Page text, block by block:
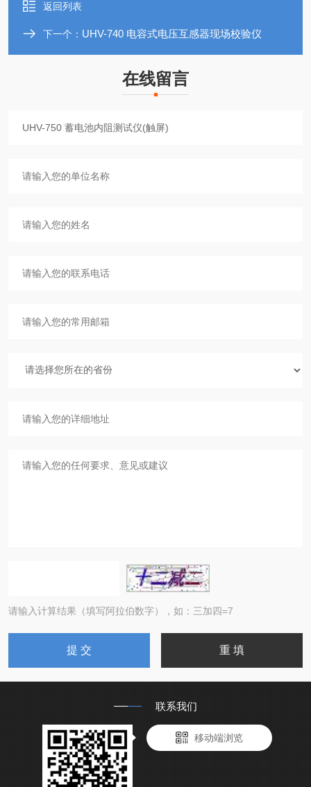
返回列表
下一个： UHV-740 电容式电压互感器现场校验仪
在线留言
请输入计算结果（填写阿拉伯数字），如：三加四=7
联系我们
移动端浏览